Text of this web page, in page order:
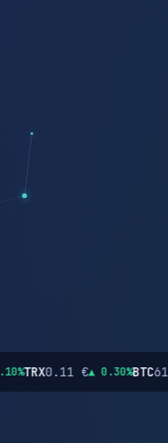
▲ 0.30%BTC61.480 €▲ 1.80%